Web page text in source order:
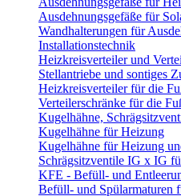
Ausdehnungsgefäße für
Wandhalterungen für
Installationstechnik
Heizkreisverteiler und
Stellantriebe und sontiges
Heizkreisverteiler für die
Verteilerschränke für die
Kugelhähne,
Kugelhähne für Heizung
Kugelhähne für Heizung
Schrägsitzventile IG x IG
KFE - Befüll- und
Befüll- und Spülarmaturen